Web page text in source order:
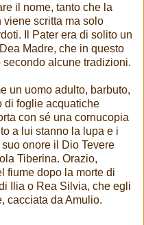
il nome, tanto che la
scritta ma solo
Il Pater era di solito un
Madre, che in questo
alcune tradizioni.
un uomo adulto, barbuto,
di foglie acquatiche
con sé una cornucopia
a lui stanno la lupa e i
onore il Dio Tevere
Tiberina. Orazio,
fiume dopo la morte di
Ilia o Rea Silvia, che egli
cacciata da Amulio.